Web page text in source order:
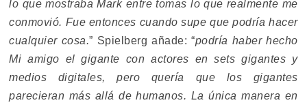
lo que mostraba Mark entre tomas lo que realmente me
conmovió. Fue entonces cuando supe que podría hacer
cualquier cosa.” Spielberg añade: “podría haber hecho
Mi amigo el gigante con actores en sets gigantes y
medios digitales, pero quería que los gigantes
parecieran más allá de humanos. La única manera en